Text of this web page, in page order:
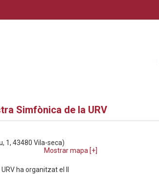
Simfònica de la URV
1, 43480 Vila-seca)
Mostrar mapa [+]
ha organitzat el II